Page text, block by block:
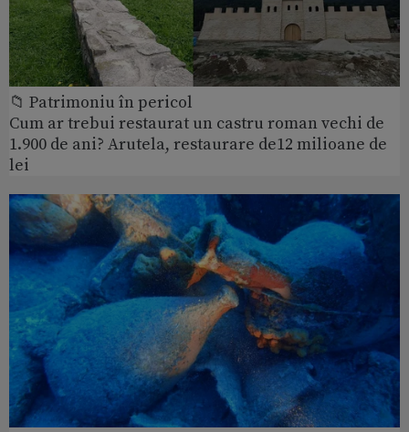
📁 Patrimoniu în pericol
Cum ar trebui restaurat un castru roman vechi de
1.900 de ani? Arutela, restaurare de12 milioane de
lei